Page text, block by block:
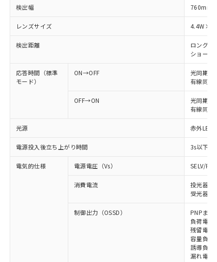
検出幅 760mm
レンズサイズ
検出距離
ロング
ショート
応答時間（標準
モード）
ON→OFF
光同期:
有線同期
OFF→ON
光同期:
有線同期
光源 赤外LED
電源投入後立ち上がり時間 3s以下
電気的仕様 電源電圧（Vs） SELV/
消費電流
投光器:
受光器:
制御出力（OSSD）
PNPまた
負荷電流
残留電圧
容量負荷
誘導負荷
漏れ電流